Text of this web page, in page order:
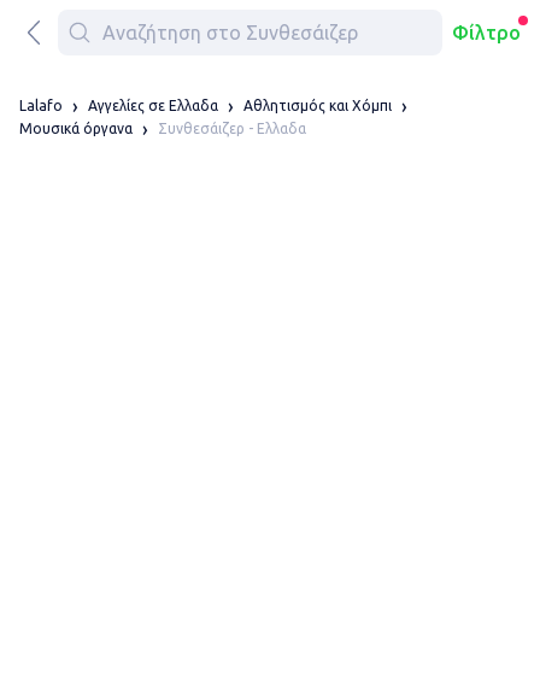
Φίλτρο
Lalafo Αγγελίες σε Ελλαδα
Αθλητισμός και Χόμπι
Μουσικά όργανα
Συνθεσάιζερ - Ελλαδα